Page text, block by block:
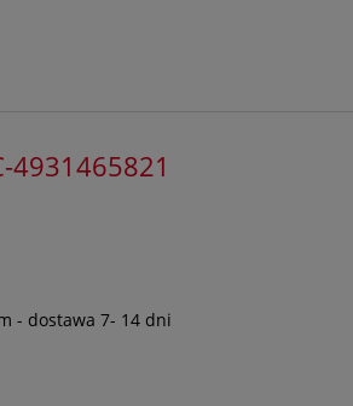
4931465821
- dostawa 7- 14 dni